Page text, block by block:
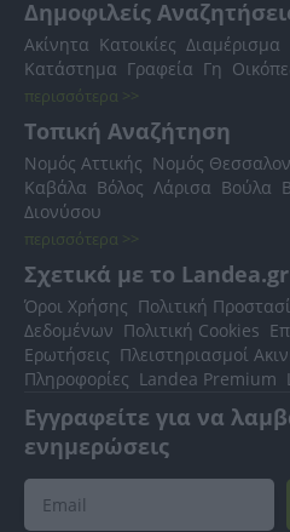
Δημοφιλείς
Ακίνητα Κατοικίες Διαμέρισμα
Κατάστημα Γραφεία Γη
περισσότερα >>
Τοπική Αναζήτηση
Νομός Αττικής Νομός
Καβάλα Βόλος Λάρισα Βούλα
Διονύσου
περισσότερα >>
Σχετικά με το Landea.gr
Όροι Χρήσης Πολιτική
Δεδομένων Πολιτική Cookies
Ερωτήσεις Πλειστηριασμοί
Πληροφορίες Landea Premium
Εγγραφείτε για να
ενημερώσεις